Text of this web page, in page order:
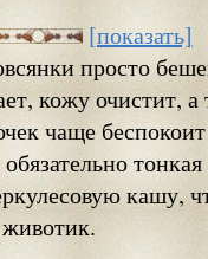
[показать]
просто
кожу очистит,
чаще
кашу,
животик.